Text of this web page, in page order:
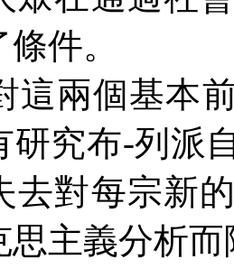
件。
這兩個基本
研究布-列派
去對每宗新
思主義分析